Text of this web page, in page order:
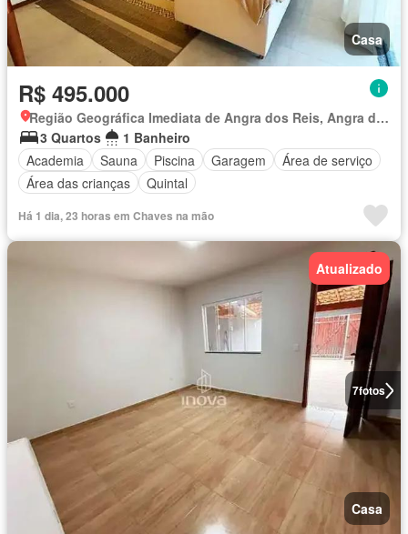
Casa
R$ 495.000
Região Geográfica Imediata de Angra dos Reis, Angra dos Reis
3 Quartos
1 Banheiro
Academia
Sauna Piscina Garagem
Área de serviço
Área das crianças
Quintal
Há 1 dia, 23 horas em Chaves na mão
7fotos
Atualizado
Casa